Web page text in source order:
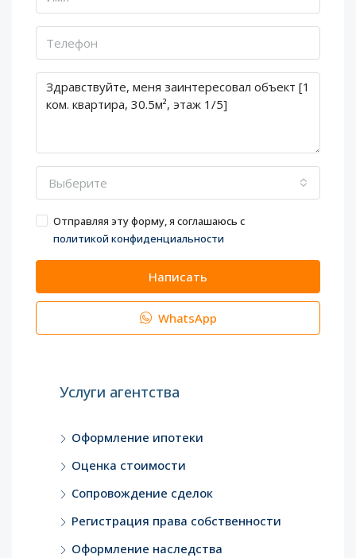
Выберите
Отправляя эту форму, я соглашаюсь с
политикой конфиденциальности
Написать
WhatsApp
Услуги агентства
Оформление ипотеки
Оценка стоимости
Сопровождение сделок
Регистрация права собственности
Оформление наследства